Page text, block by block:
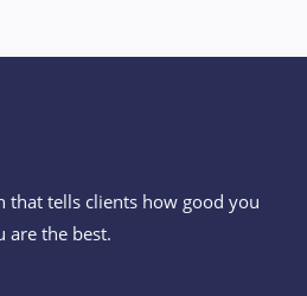
that tells clients how good you
are the best.